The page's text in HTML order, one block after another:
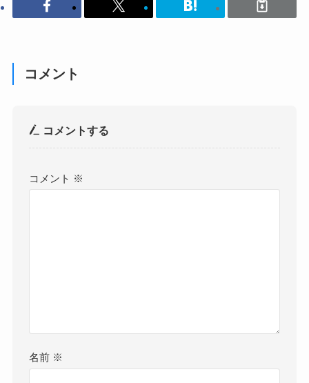
コメント
コメントする
コメント ※
名前 ※